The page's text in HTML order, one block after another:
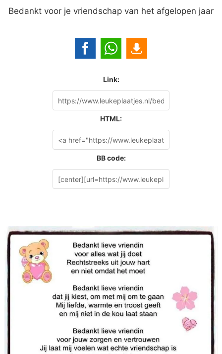
Bedankt voor je vriendschap van het afgelopen jaar
Link:
HTML:
BB code: